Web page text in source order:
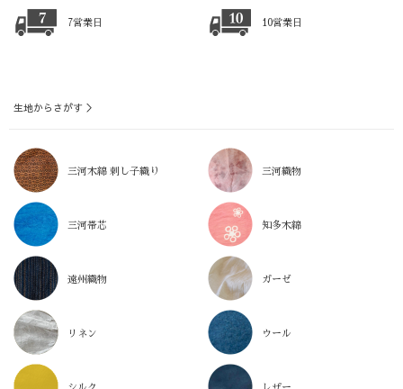
7営業日 10営業日
生地からさがす ＞
三河木綿 刺し子織り 三河織物
三河帯芯 知多木綿
遠州織物 ガーゼ
リネン ウール